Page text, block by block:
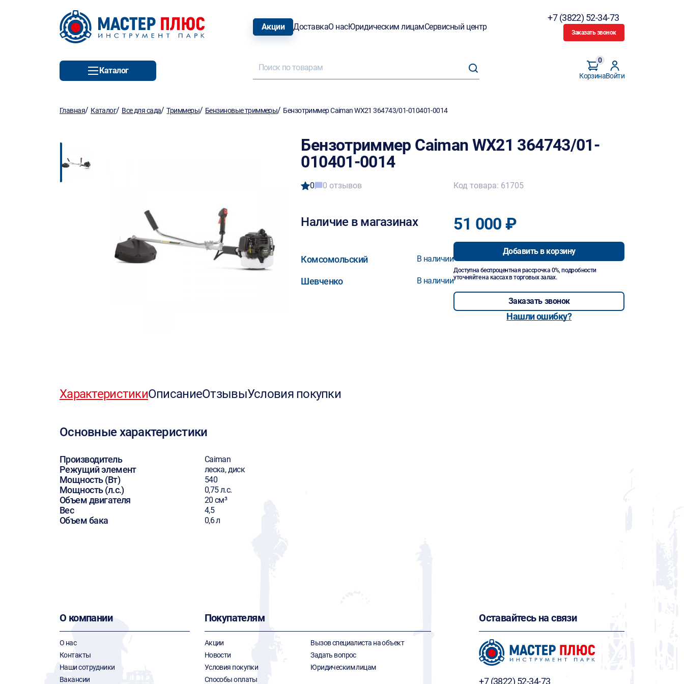
Акции ДоставкаО насЮридическим лицамСервисный центр
+7 (3822) 52-34-73
Заказать звонок
Каталог
Корзина
0
Войти
Главная/ Каталог/ Все для сада/Триммеры/ Бензиновые триммеры/ Бензотриммер Caiman WX21 364743/01-010401-0014
Бензотриммер Caiman WX21 364743/01-
010401-0014
0 0 отзывов
Наличие в магазинах
Комсомольский В наличии
Шевченко В наличии
Код товара: 61705
51 000 ₽
Добавить в корзину
Доступна беспроцентная рассрочка 0%, подробности
уточняйте на кассах в торговых залах.
Заказать звонок
Нашли ошибку?
ХарактеристикиОписаниеОтзывыУсловия покупки
Основные характеристики
Производитель Caiman
Режущий элемент леска, диск
Мощность (Вт) 540
Мощность (л.с.) 0,75 л.с.
Объем двигателя 20 см³
Вес 4,5
Объем бака 0,6 л
О компании
О нас
Контакты
Наши сотрудники
Вакансии
Покупателям
Акции
Новости
Условия покупки
Способы оплаты
Вызов специалиста на объект
Задать вопрос
Юридическим лицам
Оставайтесь на связи
+7 (3822) 52-34-73